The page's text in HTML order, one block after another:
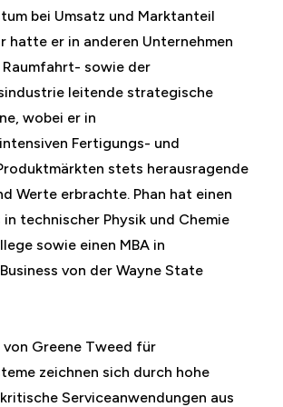
bei Umsatz und Marktanteil
hatte er in anderen Unternehmen
sowie der
leitende strategische
wobei er in
Fertigungs- und
stets herausragende
Werte erbrachte. Phan hat einen
in technischer Physik und Chemie
sowie einen MBA in
von der Wayne State
von Greene Tweed für
zeichnen sich durch hohe
Serviceanwendungen aus